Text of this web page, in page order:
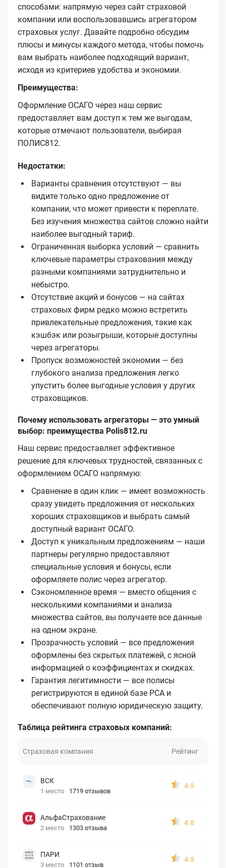
способами: напрямую через сайт страховой
компании или воспользовавшись агрегатором
страховых услуг. Давайте подробно обсудим
плюсы и минусы каждого метода, чтобы помочь
вам выбрать наиболее подходящий вариант,
исходя из критериев удобства и экономии.
Преимущества:
Оформление ОСАГО через наш сервис
предоставляет вам доступ к тем же выгодам,
которые отмечают пользователи, выбирая
ПОЛИС812.
Недостатки:
Варианты сравнения отсутствуют — вы
видите только одно предложение от
компании, что может привести к переплате.
Без изучения множества сайтов сложно найти
наиболее выгодный тариф.
Ограниченная выборка условий — сравнить
ключевые параметры страхования между
разными компаниями затруднительно и
небыстро.
Отсутствие акций и бонусов — на сайтах
страховых фирм редко можно встретить
привлекательные предложения, такие как
кэшбэк или розыгрыши, которые доступны
через агрегаторы.
Пропуск возможностей экономии — без
глубокого анализа предложения легко
упустить более выгодные условия у других
страховщиков.
Почему использовать агрегаторы — это умный
выбор: преимущества Polis812.ru
Наш сервис предоставляет эффективное
решение для ключевых трудностей, связанных с
оформлением ОСАГО напрямую:
Сравнение в один клик — имеет возможность
сразу увидеть предложения от нескольких
хороших страховщиков и выбрать самый
доступный вариант ОСАГО.
Доступ к уникальным предложениям — наши
партнеры регулярно предоставляют
специальные условия и бонусы, если
оформляете полис через агрегатор.
Сэкономленное время — вместо общения с
несколькими компаниями и анализа
множества сайтов, вы получаете все данные
на одном экране.
Прозрачность условий — все предложения
оформлены без скрытых платежей, с ясной
информацией о коэффициентах и скидках.
Гарантия легитимности — все полисы
регистрируются в единой базе РСА и
обеспечивают полную юридическую защиту.
Таблица рейтинга страховых компаний:
Страховая компания Рейтинг
ВСК
1 место 1719 отзывов
4.9
АльфаСтрахование
2 место 1303 отзыва
4.8
ПАРИ
3 место 1101 отзыв
4.9